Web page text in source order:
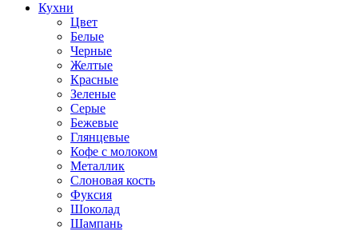
Кухни
Цвет
Белые
Черные
Желтые
Красные
Зеленые
Серые
Бежевые
Глянцевые
Кофе с молоком
Металлик
Слоновая кость
Фуксия
Шоколад
Шампань